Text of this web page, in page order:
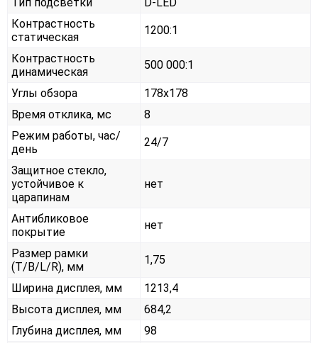
Тип подсветки
D-LED
Контрастность
статическая
1200:1
Контрастность
динамическая
500 000:1
Углы обзора
178x178
Время отклика, мс
8
Режим работы, час/
день
24/7
Защитное стекло,
устойчивое к
царапинам
нет
Антибликовое
покрытие
нет
Размер рамки
(T/B/L/R), мм
1,75
Ширина дисплея, мм
1213,4
Высота дисплея, мм
684,2
Глубина дисплея, мм
98